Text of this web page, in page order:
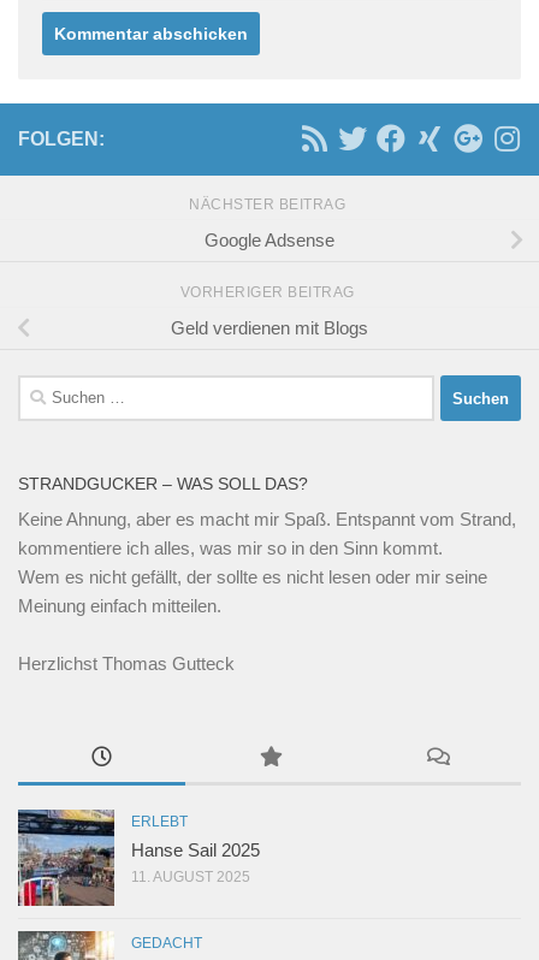
FOLGEN:
NÄCHSTER BEITRAG
Google Adsense
VORHERIGER BEITRAG
Geld verdienen mit Blogs
Suchen
nach:
STRANDGUCKER – WAS SOLL DAS?
Keine Ahnung, aber es macht mir Spaß. Entspannt vom Strand,
kommentiere ich alles, was mir so in den Sinn kommt.
Wem es nicht gefällt, der sollte es nicht lesen oder mir seine
Meinung einfach mitteilen.
Herzlichst Thomas Gutteck
ERLEBT
Hanse Sail 2025
11. AUGUST 2025
GEDACHT